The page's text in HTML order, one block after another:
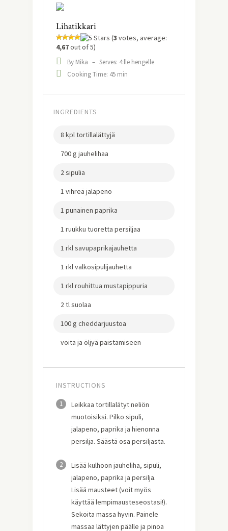
Lihatikkari
(3 votes, average:
4,67out of 5)
By Mika – Serves: 4:lle hengelle
Cooking Time: 45 min
INGREDIENTS
8 kpl tortillalättyjä
700 g jauhelihaa
2 sipulia
1 vihreä jalapeno
1 punainen paprika
1 ruukku tuoretta persiljaa
1 rkl savupaprikajauhetta
1 rkl valkosipulijauhetta
1 rkl rouhittua mustapippuria
2 tl suolaa
100 g cheddarjuustoa
voita ja öljyä paistamiseen
INSTRUCTIONS
1
Leikkaa tortillalätyt neliön
muotoisiksi. Pilko sipuli,
jalapeno, paprika ja hienonna
persilja. Säästä osa persiljasta.
2
Lisää kulhoon jauheliha, sipuli,
jalapeno, paprika ja persilja.
Lisää mausteet (voit myös
käyttää lempimausteseostasi!).
Sekoita massa hyvin. Painele
massaa lättyjen päälle ja pinoa